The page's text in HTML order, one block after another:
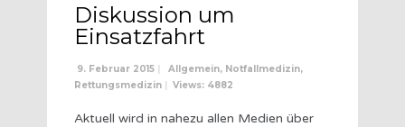
Diskussion um
Einsatzfahrt
9. Februar 2015 | Allgemein, Notfallmedizin,
Rettungsmedizin | Views: 4882
Aktuell wird in nahezu allen Medien über